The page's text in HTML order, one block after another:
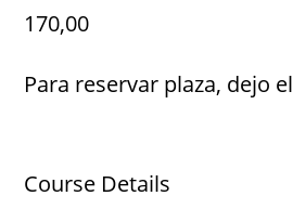
170,00
Para reservar plaza, dejo el
Course Details